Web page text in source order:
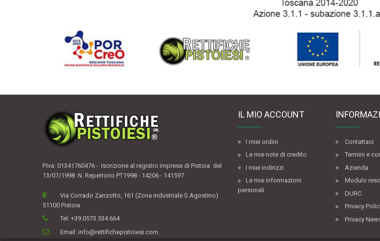
P.Iva: 01341760476 - Iscrizione al registro imprese di Pistoia del
13/07/1998 N. Repertorio PT1998 - 14206 - 141597
Via Corrado Zanzotto, 161 (Zona industriale S.Agostino)
51100 Pistoia
Tel: +39.0573.534.664
Email: info@rettifichepistoiesi.com
IL MIO ACCOUNT
I miei ordini
Le mie note di credito
I miei indirizzi
Le mie informazioni
personali
Contattaci
Termini e
Azienda
Modulo
DURC
Privacy
Privacy